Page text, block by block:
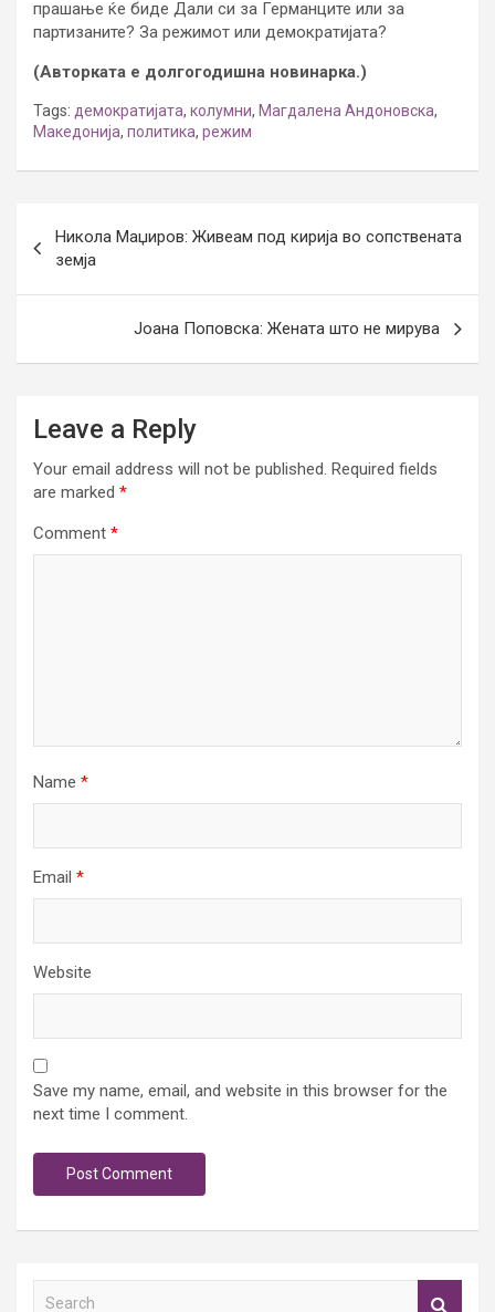
прашање ќе биде Дали си за Германците или за
партизаните? За режимот или демократијата?
(Авторката е долгогодишна новинарка.)
Tags: демократијата, колумни, Магдалена Андоновска,
Македонија, политика, режим
navigation
Никола Маџиров: Живеам под кирија во сопствената
земја
Јоана Поповска: Жената што не мирува
Leave a Reply
Your email address will not be published. Required fields
are marked *
Comment *
Name *
Email *
Website
Save my name, email, and website in this browser for the
next time I comment.